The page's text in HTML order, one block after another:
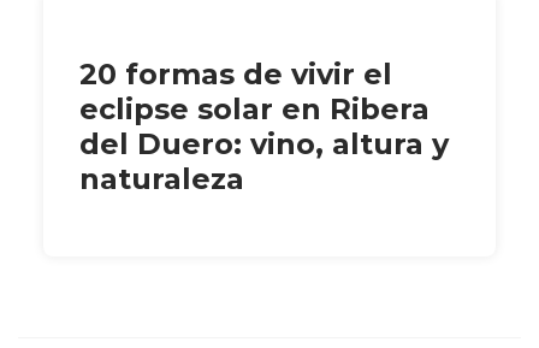
20 formas de vivir el
eclipse solar en Ribera
del Duero: vino, altura y
naturaleza